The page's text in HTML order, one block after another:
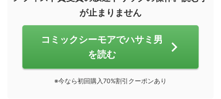
が止まりません
コミックシーモアでハサミ男
を読む
※今なら初回購入70%割引クーポンあり